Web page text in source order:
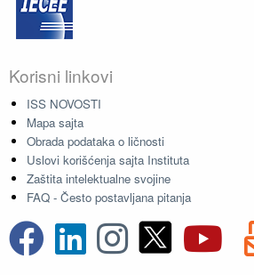
Korisni linkovi
ISS NOVOSTI
Mapa sajta
Obrada podataka o ličnosti
Uslovi korišćenja sajta Instituta
Zaštita intelektualne svojine
FAQ - Često postavljana pitanja